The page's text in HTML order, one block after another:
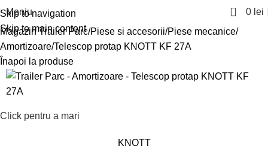
Skip to navigation
Skip to main content
Meniu 0 0 lei
Magazin Trailer Parc Piese si accesorii Piese mecanice
Amortizoare Telescop protap KNOTT KF 27A
Înapoi la produse
Click pentru a mari
KNOTT